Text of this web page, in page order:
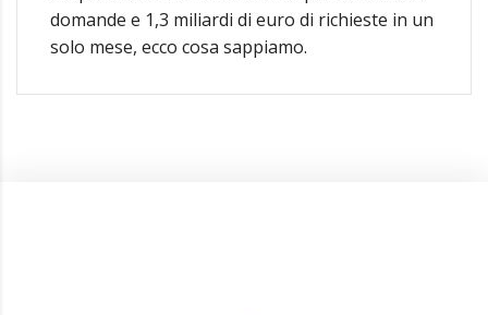
domande e 1,3 miliardi di euro di richieste in un
solo mese, ecco cosa sappiamo.